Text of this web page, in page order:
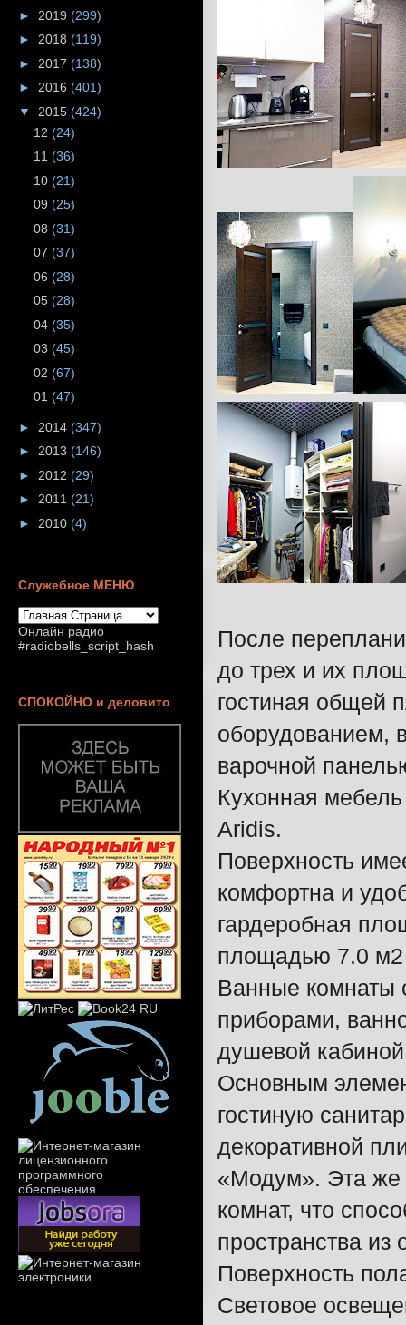
После
до трех и их
гостиная общей
оборудованием,
варочной
Кухонная
Aridis.
Поверхность
комфортна и
гардеробная
площадью 7.0
Ванные комнаты
приборами,
душевой
Основным
гостиную
декоративной
«Модум». Эта же
комнат, что
пространства из
Поверхность
Световое
► 2019 (299)
► 2018 (119)
► 2017 (138)
► 2016 (401)
▼ 2015 (424)
12 (24)
11 (36)
10 (21)
09 (25)
08 (31)
07 (37)
06 (28)
05 (28)
04 (35)
03 (45)
02 (67)
01 (47)
► 2014 (347)
► 2013 (146)
► 2012 (29)
► 2011 (21)
► 2010 (4)
Служебное МЕНЮ
Онлайн радио
#radiobells_script_hash
СПОКОЙНО и деловито